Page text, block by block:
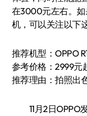
在3000元左右。
机，可以关注以下
推荐机型：OPPO
参考价格：2999元
推荐理由：拍照出
11月2日OPPO发